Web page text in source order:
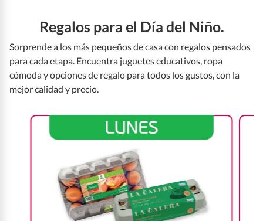
Regalos para el Día del Niño.
Sorprende a los más pequeños de casa con regalos pensados
para cada etapa. Encuentra juguetes educativos, ropa
cómoda y opciones de regalo para todos los gustos, con la
mejor calidad y precio.